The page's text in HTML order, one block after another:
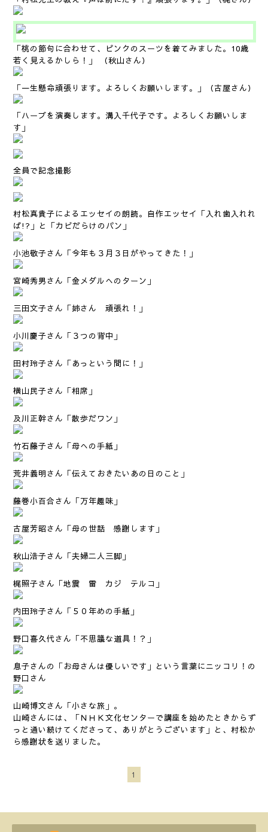
「桃の節句に合わせて、ピンクのスーツを着てみました。10歳
若く見えるかしら！」 （秋山さん）
「一生懸命頑張ります。よろしくお願いします。」（古屋さん）
「ハープを演奏します。溝入千代子です。よろしくお願いしま
す」
全員で記念撮影
村松真貴子によるエッセイの朗読。自作エッセイ「入れ歯入れれ
ば!?」と「カビだらけのパン」
小池敬子さん「今年も３月３日がやってきた！」
宮崎秀男さん「金メダルへのターン」
三田文子さん「姉さん 頑張れ！」
小川慶子さん「３つの背中」
田村玲子さん「あっという間に！」
横山民子さん「相席」
及川正幹さん「散歩だワン」
竹石藤子さん「母への手紙」
荒井義明さん「伝えておきたいあの日のこと」
藤巻小百合さん「万年趣味」
古屋芳昭さん「母の世話 感謝します」
秋山浩子さん「夫婦二人三脚」
梶照子さん「地震 雷 カジ テルコ」
内田玲子さん「５０年めの手紙」
野口喜久代さん「不思議な道具！？」
息子さんの「お母さんは優しいです」という言葉にニッコリ！の
野口さん
山崎博文さん「小さな旅」。
山崎さんには、「ＮＨＫ文化センターで講座を始めたときからず
っと通い続けてくださって、ありがとうございます」と、村松か
ら感謝状を送りました。
1